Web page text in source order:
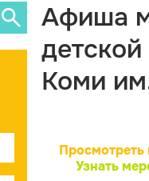
Афиша
Коми
Просмотреть
Узнать